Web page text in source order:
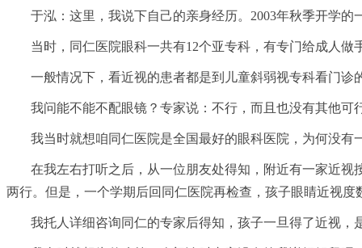
于泓：这里，我说下自己的亲身经历。2003年秋季开学
当时，同仁医院眼科一共有12个亚专科，有专门给成人
一般情况下，看近视的患者都是到儿童斜弱视专科看门
我问能不能不配眼镜？专家说：不行，而且也没有其他可
我当时就想咱同仁医院是全国最好的眼科医院，为何没
在我左右打听之后，从一位朋友处得知，附近有一家近
两行。但是，一个学期后回同仁医院再检查，孩子眼睛近视度
我托人详细咨询同仁的专家后得知，孩子一旦得了近视